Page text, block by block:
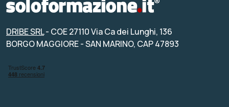
DRIBE SRL- COE 27110 Via Ca dei Lunghi, 136
BORGO MAGGIORE - SAN MARINO, CAP 47893